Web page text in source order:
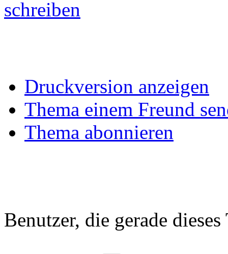
Druckversion anzeigen
Thema einem Freund
Thema abonnieren
Benutzer, die gerade